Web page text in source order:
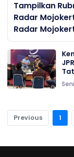
Tampilkan
Radar
Radar
Previous 1